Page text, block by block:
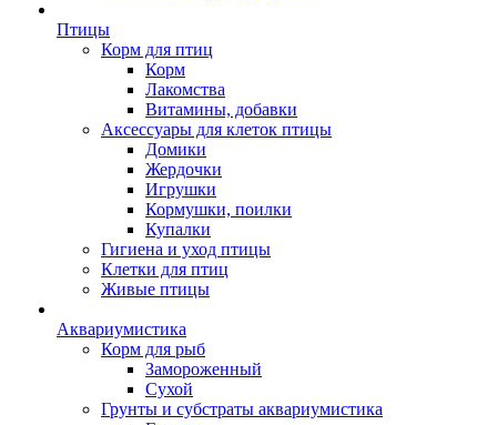
Птицы
Корм для птиц
Корм
Лакомства
Витамины, добавки
Аксессуары для клеток птицы
Домики
Жердочки
Игрушки
Кормушки, поилки
Купалки
Гигиена и уход птицы
Клетки для птиц
Живые птицы
Аквариумистика
Корм для рыб
Замороженный
Сухой
Грунты и субстраты аквариумистика